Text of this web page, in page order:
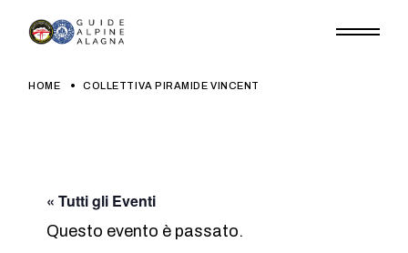
HOME COLLETTIVA PIRAMIDE VINCENT
« Tutti gli Eventi
Questo evento è passato.